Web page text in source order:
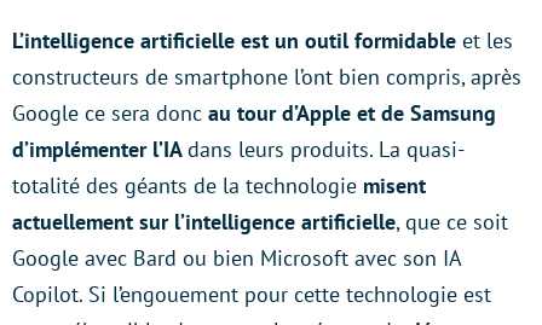
L’intelligence artificielle est un outil formidable et les
constructeurs de smartphone l’ont bien compris, après
Google ce sera donc au tour d’Apple et de Samsung
d’implémenter l’IAdans leurs produits. La quasi-
totalité des géants de la technologie misent
actuellement sur l’intelligence artificielle, que ce soit
Google avec Bard ou bien Microsoft avec son IA
Copilot. Si l’engouement pour cette technologie est